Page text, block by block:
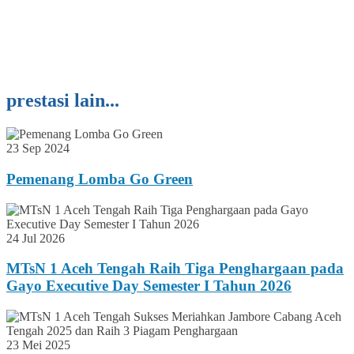
prestasi lain...
23 Sep 2024
Pemenang Lomba Go Green
24 Jul 2026
MTsN 1 Aceh Tengah Raih Tiga Penghargaan pada
Gayo Executive Day Semester I Tahun 2026
23 Mei 2025